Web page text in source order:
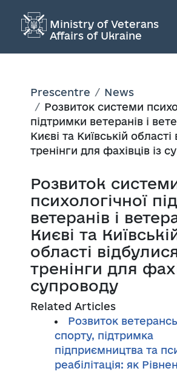
Ministry of Veterans
Affairs of Ukraine
Prescentre
News
Розвиток системи
підтримки ветеранів і
Києві та Київській області
тренінги для фахівців із
Розвиток
психологічної
ветеранів і
Києві та
області
тренінги для
супроводу
Related Articles
Розвиток
спорту, підтримка
підприємництва та
реабілітація: як